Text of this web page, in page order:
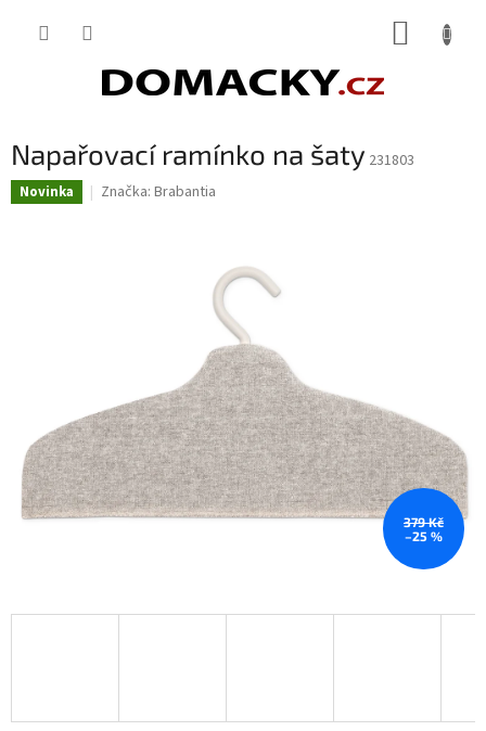
Napařovací ramínko na šaty 231803
Novinka Značka: Brabantia
379 Kč
–25 %